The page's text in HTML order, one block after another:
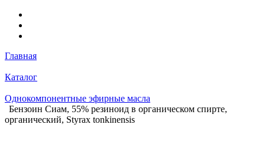
Главная
Каталог
Однокомпонентные эфирные масла
Бензоин Сиам, 55% резиноид в органическом спирте,
органический, Styrax tonkinensis